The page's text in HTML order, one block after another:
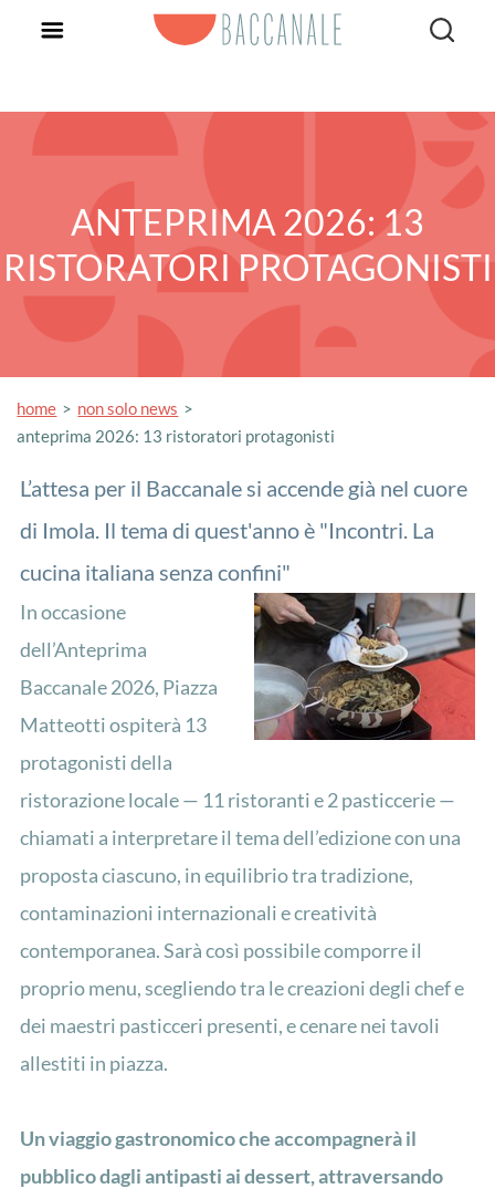
ANTEPRIMA 2026: 13
RISTORATORI PROTAGONISTI
home
non solo news
anteprima 2026: 13 ristoratori protagonisti
L’attesa per il Baccanale si accende già nel cuore
di Imola. Il tema di quest'anno è "Incontri. La
cucina italiana senza confini"
In occasione
dell’Anteprima
Baccanale 2026, Piazza
Matteotti ospiterà 13
protagonisti della
ristorazione locale — 11 ristoranti e 2 pasticcerie —
chiamati a interpretare il tema dell’edizione con una
proposta ciascuno, in equilibrio tra tradizione,
contaminazioni internazionali e creatività
contemporanea. Sarà così possibile comporre il
proprio menu, scegliendo tra le creazioni degli chef e
dei maestri pasticceri presenti, e cenare nei tavoli
allestiti in piazza.
Un viaggio gastronomico che accompagnerà il
pubblico dagli antipasti ai dessert, attraversando